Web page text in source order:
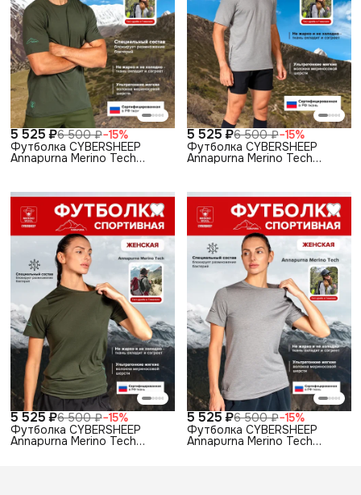
5 525 ₽6 500 ₽−15%
Футболка CYBERSHEEP
Annapurna Merino Tech
5 525 ₽6 500 ₽−15%
Футболка CYBERSHEEP
Annapurna Merino Tech
5 525 ₽6 500 ₽−15%
Футболка CYBERSHEEP
Annapurna Merino Tech
5 525 ₽6 500 ₽−15%
Футболка CYBERSHEEP
Annapurna Merino Tech